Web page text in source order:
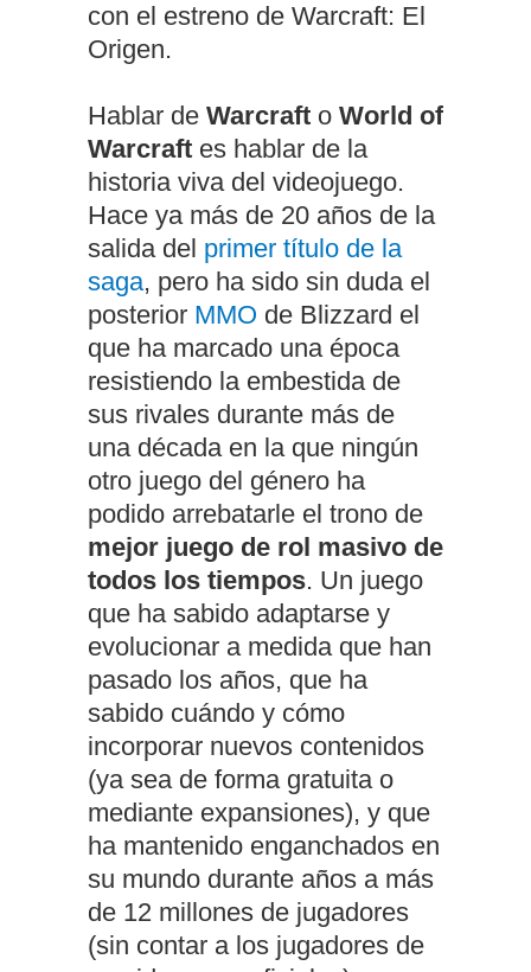
con el estreno de Warcraft: El
Origen.
Hablar de Warcraft o World of
Warcraft es hablar de la
historia viva del videojuego.
Hace ya más de 20 años de la
salida del primer título de la
saga, pero ha sido sin duda el
posterior MMO de Blizzard el
que ha marcado una época
resistiendo la embestida de
sus rivales durante más de
una década en la que ningún
otro juego del género ha
podido arrebatarle el trono de
mejor juego de rol masivo de
todos los tiempos. Un juego
que ha sabido adaptarse y
evolucionar a medida que han
pasado los años, que ha
sabido cuándo y cómo
incorporar nuevos contenidos
(ya sea de forma gratuita o
mediante expansiones), y que
ha mantenido enganchados en
su mundo durante años a más
de 12 millones de jugadores
(sin contar a los jugadores de